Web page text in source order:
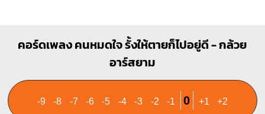
คอร์ดเพลง คนหมดใจ รั้งให้ตายก็ไปอยู่ดี - กล้วย
อาร์สยาม
-9 -8 -7 -6 -5 -4 -3 -2 -1 0 +1 +2